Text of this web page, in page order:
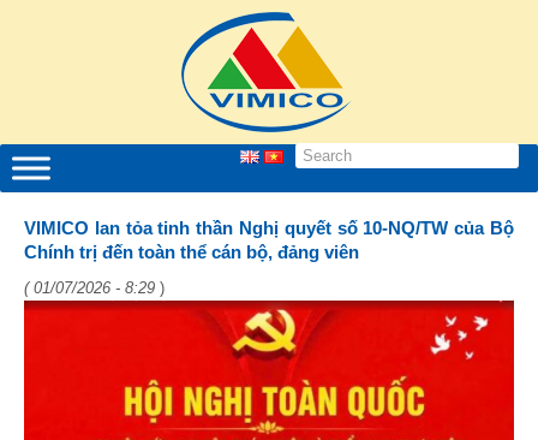
VIMICO lan tỏa tinh thần Nghị quyết số 10-NQ/TW của Bộ
Chính trị đến toàn thể cán bộ, đảng viên
( 01/07/2026 - 8:29 )